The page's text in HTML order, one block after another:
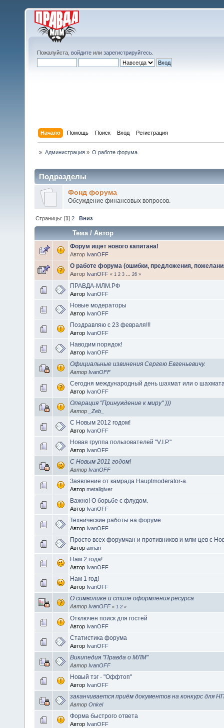
Пожалуйста, войдите или зарегистрируйтесь
Начало Помощь Поиск Вход Регистрация
» Администрация» О работе форума
Подразделы
Фонд форума
Обсуждение финансовых вопросов.
Страницы: [1]2 Вниз
Тема/Автор
Форум ищет нового капитана!
Автор IvanOFF
О работе форума (ошибки, предложения,
Автор IvanOFF « 1 2 3 ... 26 »
ПРАВДА-МЛМ.РФ
Автор IvanOFF
Новые модераторы
Автор IvanOFF
Поздравляю с 23 февраля!!!
Автор IvanOFF
Наводим порядок!
Автор IvanOFF
Официальные извинения Сергею Евгеньевичу.
Автор IvanOFF
Сегодня международный день шахмат или о
Автор IvanOFF
Операция "Принуждение к миру" )))
Автор _Zeb_
С Новым 2012 годом!
Автор IvanOFF
Новая группа пользователей "V.I.P."
Автор IvanOFF
С Новым 2011 годом!
Автор IvanOFF
Заявление от камрада Hauptmoderator-а.
Автор metallgiver
Важно! О борьбе с флудом.
Автор IvanOFF
Технические работы на форуме
Автор IvanOFF
Просто всех форумчан и противников и млм-цев с
Автор aiman
Нам 2 года!
Автор IvanOFF
Нам 1 год!
Автор IvanOFF
О символике и стиле оформления ресурса
Автор IvanOFF « 1 2 »
Отключен поиск для гостей
Автор IvanOFF
Статистика форума
Автор IvanOFF
Википедия "Правда о МЛМ"
Автор IvanOFF
Новый тэг - "Оффтоп"
Автор IvanOFF
заканчивается приём документов на конкурс для
Автор Onkel
Форма быстрого ответа
Автор IvanOFF